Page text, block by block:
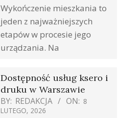
Wykończenie mieszkania to
jeden z najważniejszych
etapów w procesie jego
urządzania. Na
Dostępność usług ksero i
druku w Warszawie
BY: REDAKCJA ON: 8
LUTEGO, 2026